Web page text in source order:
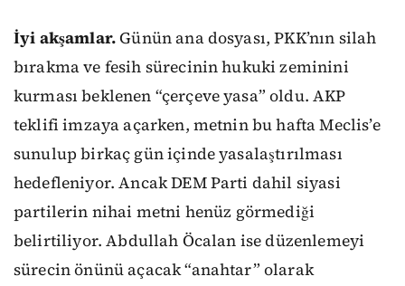
İyi akşamlar.Günün ana dosyası, PKK’nın silah
bırakma ve fesih sürecinin hukuki zeminini
kurması beklenen “çerçeve yasa” oldu. AKP
teklifi imzaya açarken, metnin bu hafta Meclis’e
sunulup birkaç gün içinde yasalaştırılması
hedefleniyor. Ancak DEM Parti dahil siyasi
partilerin nihai metni henüz görmediği
belirtiliyor. Abdullah Öcalan ise düzenlemeyi
sürecin önünü açacak “anahtar” olarak